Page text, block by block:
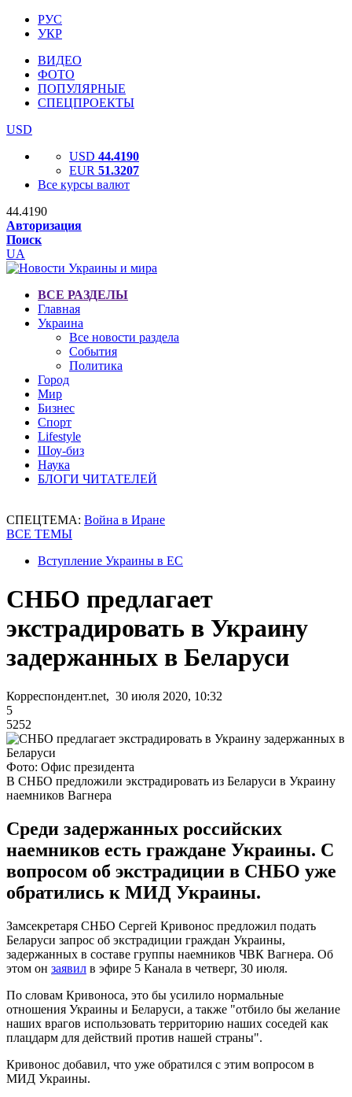
РУС
УКР
ВИДЕО
ФОТО
ПОПУЛЯРНЫЕ
СПЕЦПРОЕКТЫ
USD
USD 44.4190
EUR 51.3207
Все курсы валют
44.4190
Авторизация
Поиск
UA
ВСЕ РАЗДЕЛЫ
Главная
Украина
Все новости раздела
События
Политика
Город
Мир
Бизнес
Спорт
Lifestyle
Шоу-биз
Наука
БЛОГИ ЧИТАТЕЛЕЙ
СПЕЦТЕМА: Война в Иране
ВСЕ ТЕМЫ
Вступление Украины в ЕС
СНБО предлагает
экстрадировать в Украину
задержанных в Беларуси
Корреспондент.net, 30 июля 2020, 10:32
5
5252
Фото: Офис президента
В СНБО предложили экстрадировать из Беларуси в Украину
наемников Вагнера
Среди задержанных российских
наемников есть граждане Украины. С
вопросом об экстрадиции в СНБО уже
обратились к МИД Украины.
Замсекретаря СНБО Сергей Кривонос предложил подать
Беларуси запрос об экстрадиции граждан Украины,
задержанных в составе группы наемников ЧВК Вагнера. Об
этом он заявил в эфире 5 Канала в четверг, 30 июля.
По словам Кривоноса, это бы усилило нормальные
отношения Украины и Беларуси, а также "отбило бы желание
наших врагов использовать территорию наших соседей как
плацдарм для действий против нашей страны".
Кривонос добавил, что уже обратился с этим вопросом в
МИД Украины.